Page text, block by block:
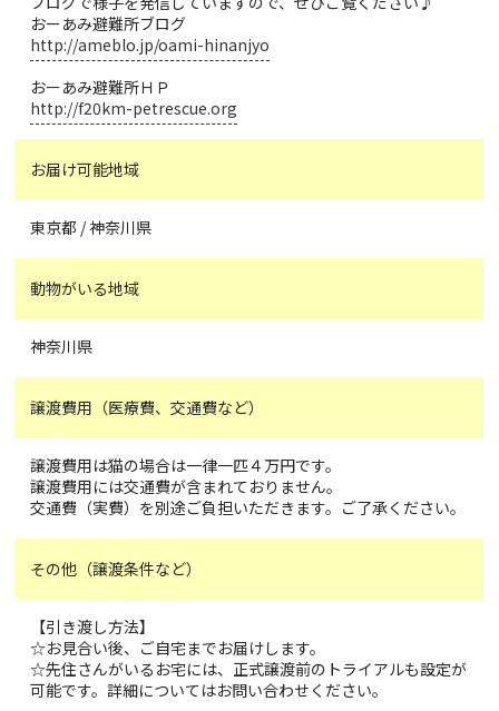
おーあみ避難所ブログ
http://ameblo.jp/oami-hinanjyo
おーあみ避難所ＨＰ
http://f20km-petrescue.org
お届け可能地域
東京都 / 神奈川県
動物がいる地域
神奈川県
譲渡費用（医療費、交通費など）
譲渡費用は猫の場合は一律一匹４万円です。
譲渡費用には交通費が含まれておりません。
交通費（実費）を別途ご負担いただきます。ご了承ください。
その他（譲渡条件など）
【引き渡し方法】
☆お見合い後、ご自宅までお届けします。
☆先住さんがいるお宅には、正式譲渡前のトライアルも設定が
可能です。詳細についてはお問い合わせください。